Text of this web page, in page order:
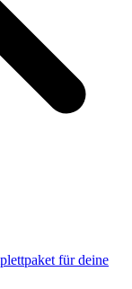
für deine